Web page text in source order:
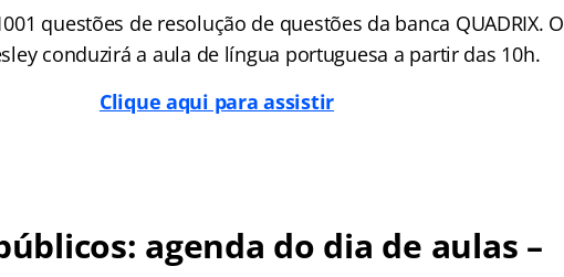
questões de resolução de questões da banca QUADRIX. O
conduzirá a aula de língua portuguesa a partir das 10h.
Clique aqui para assistir
agenda do dia de aulas –